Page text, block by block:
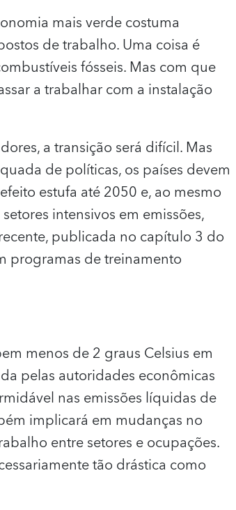
mais verde costuma
de trabalho. Uma coisa é
fósseis. Mas com que
a trabalhar com a instalação
a transição será difícil. Mas
de políticas, os países devem
estufa até 2050 e, ao mesmo
intensivos em emissões,
publicada no capítulo 3 do
programas de treinamento
menos de 2 graus Celsius em
pelas autoridades econômicas
nas emissões líquidas de
implicará em mudanças no
entre setores e ocupações.
tão drástica como